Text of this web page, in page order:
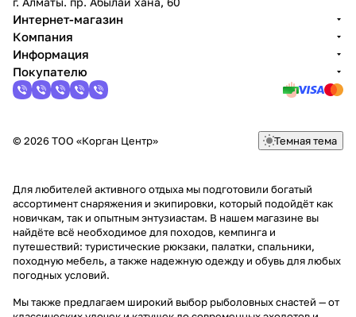
Интернет-магазин
Компания
Информация
Покупателю
© 2026 ТОО «Корган Центр» Темная тема
Для любителей активного отдыха мы подготовили богатый
ассортимент снаряжения и экипировки, который подойдёт как
новичкам, так и опытным энтузиастам. В нашем магазине вы
найдёте всё необходимое для походов, кемпинга и
путешествий: туристические рюкзаки, палатки, спальники,
походную мебель, а также надежную одежду и обувь для любых
погодных условий.
Мы также предлагаем широкий выбор рыболовных снастей — от